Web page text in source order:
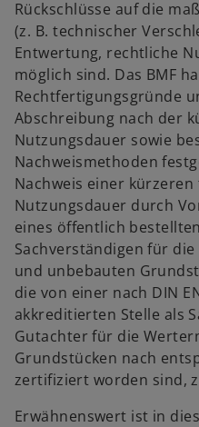
Rückschlüsse auf die
(z. B. technischer
Entwertung, rechtliche
möglich sind. Das BMF
Rechtfertigungsgründe
Abschreibung nach der
Nutzungsdauer sowie
Nachweismethoden
Nachweis einer
Nutzungsdauer durch
eines öffentlich
Sachverständigen für
und unbebauten
die von einer nach DIN
akkreditierten Stelle als
Gutachter für die
Grundstücken nach
zertifiziert worden sind,
Erwähnenswert ist in